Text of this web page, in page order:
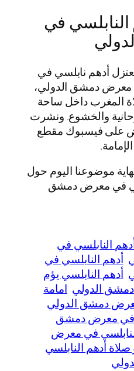
النابلسي في
أدهم نابلسي في
الدورة الـ62 من معرض دمشق الدولي،
المغرب داخل ساحة
والخشوع. ونشرت
على فيسبوك مقطع
موضوعنا اليوم حول
في معرض دمشق
النابلسي في
أدهم النابلسي في
أدهم النابلسي يؤم
الدولي امامة
دمشق الدولي
في معرض دمشق
في معرض
صلاة أدهم النابلسي